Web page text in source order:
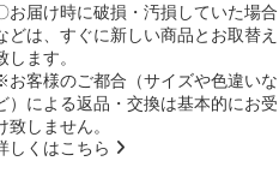
お届け時に破損・汚損していた場合
どは、すぐに新しい商品とお取替え
します。
お客様のご都合（サイズや色違いな
）による返品・交換は基本的にお受
致しません。
しくはこちら